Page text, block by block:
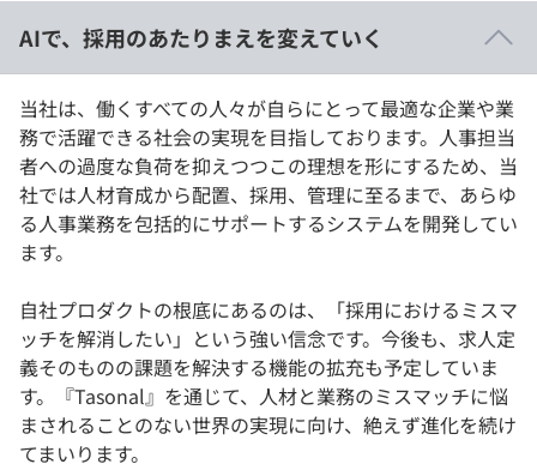
AIで、採用のあたりまえを変えていく
当社は、働くすべての人々が自らにとって最適な企業や業
務で活躍できる社会の実現を目指しております。人事担当
者への過度な負荷を抑えつつこの理想を形にするため、当
社では人材育成から配置、採用、管理に至るまで、あらゆ
る人事業務を包括的にサポートするシステムを開発してい
ます。
自社プロダクトの根底にあるのは、「採用におけるミスマ
ッチを解消したい」という強い信念です。今後も、求人定
義そのものの課題を解決する機能の拡充も予定していま
す。『Tasonal』を通じて、人材と業務のミスマッチに悩
まされることのない世界の実現に向け、絶えず進化を続け
てまいります。